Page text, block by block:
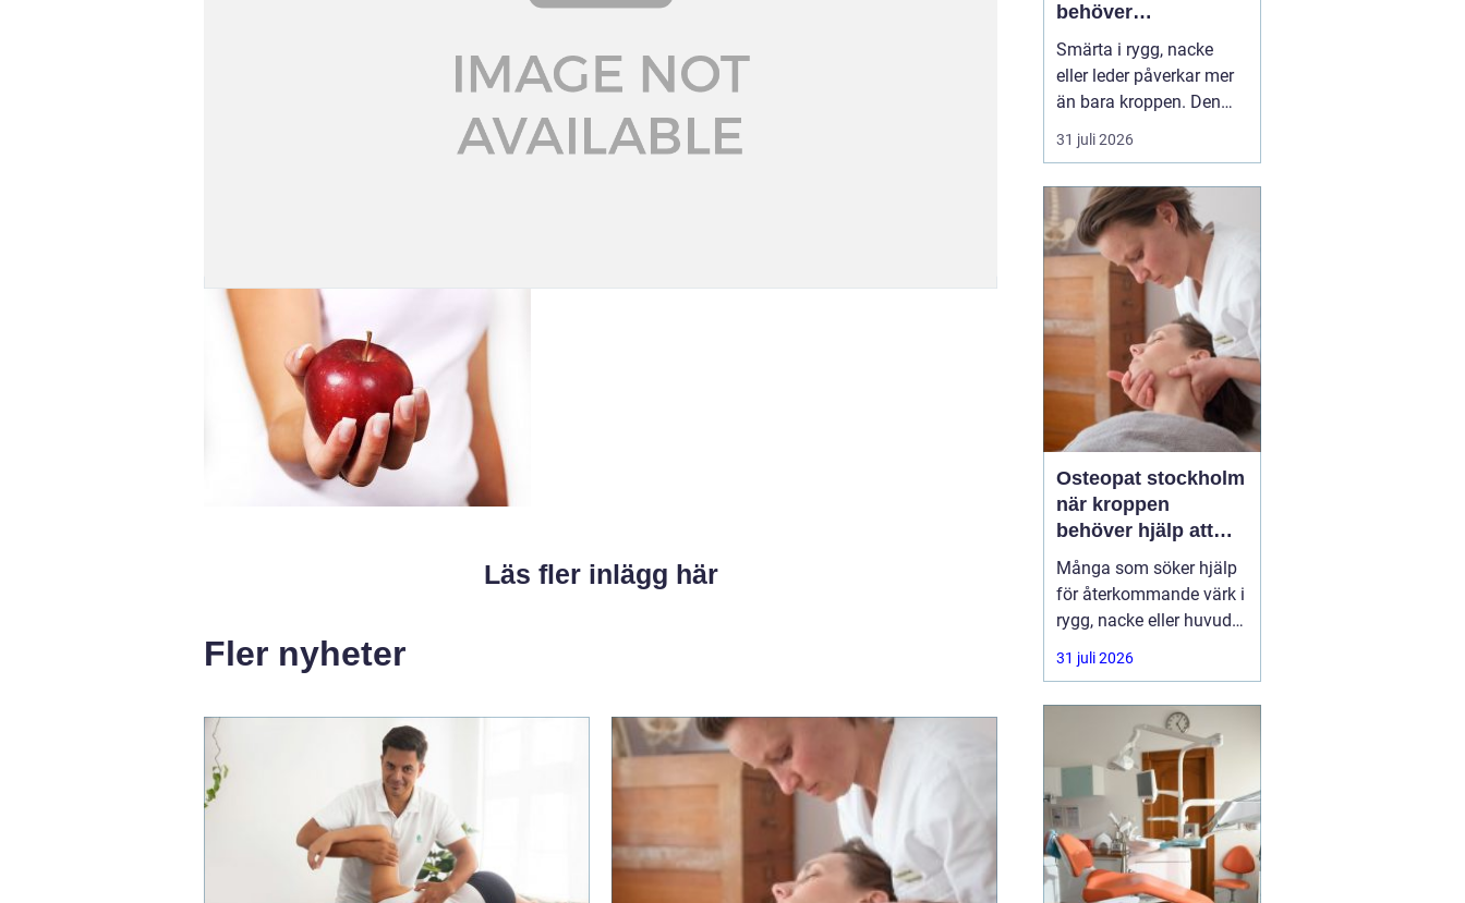
Läs fler inlägg här
Fler nyheter
behöver
professionell hjälp
Smärta i rygg, nacke
eller leder påverkar mer
än bara kroppen. Den
kan störa sömnen, göra
det svårt att koncentrera
sådant som arbete,
träning och vardagliga
sysslor. M...
31 juli 2026
Osteopat stockholm
när kroppen
behöver hjälp att
hitta balans
Många som söker hjälp
för återkommande värk i
rygg, nacke eller huvud
har redan provat både
träning, vila och
besvären släpper. Där
någonstans uppstår ofta
intresset för osteopati.
31 juli 2026